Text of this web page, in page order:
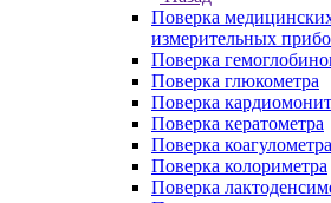
Поверка
измерительных
Поверка
Поверка глюкометра
Поверка
Поверка кератометра
Поверка коагулометра
Поверка колориметра
Поверка